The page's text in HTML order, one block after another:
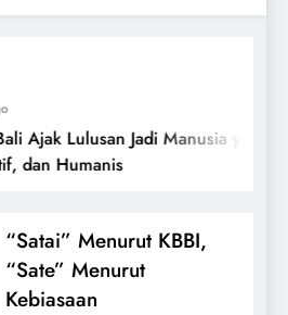
Ajak Lulusan Jadi Manusia yang
dan Humanis
“Satai” Menurut KBBI,
“Sate” Menurut
Kebiasaan